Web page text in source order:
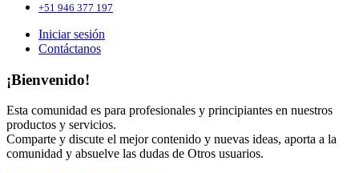
+51 946 377 197
Iniciar sesión
Contáctanos
¡Bienvenido!
Esta comunidad es para profesionales y principiantes en nuestros
productos y servicios.
Comparte y discute el mejor contenido y nuevas ideas, aporta a la
comunidad y absuelve las dudas de Otros usuarios.